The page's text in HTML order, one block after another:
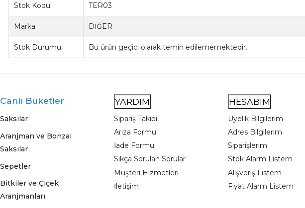
Stok Kodu TER03
Marka DİĞER
Stok Durumu Bu ürün geçici olarak temin edilememektedir.
Canlı Buketler
Saksılar
Aranjman ve Bonzai
Saksılar
Sepetler
Bitkiler ve Çiçek
Aranjmanları
YARDIM
Sipariş Takibi
Arıza Formu
İade Formu
Sıkça Sorulan Sorular
Müşteri Hizmetleri
İletişim
HESABIM
Üyelik Bilgilerim
Adres Bilgilerim
Siparişlerim
Stok Alarm Listem
Alışveriş Listem
Fiyat Alarm Listem